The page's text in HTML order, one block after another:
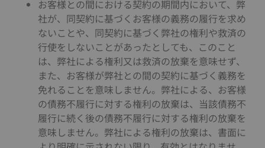
お客様との間における契約の期間内において、弊
社が、同契約に基づくお客様の義務の履行を求め
ないことや、同契約に基づく弊社の権利や救済の
行使をしないことがあったとしても、このこと
は、弊社による権利又は救済の放棄を意味せず、
また、お客様が弊社との間の契約に基づく義務を
免れることを意味しません。弊社による、お客様
の債務不履行に対する権利の放棄は、当該債務不
履行に続く後の債務不履行に対する権利の放棄を
意味しません。弊社による権利の放棄は、書面に